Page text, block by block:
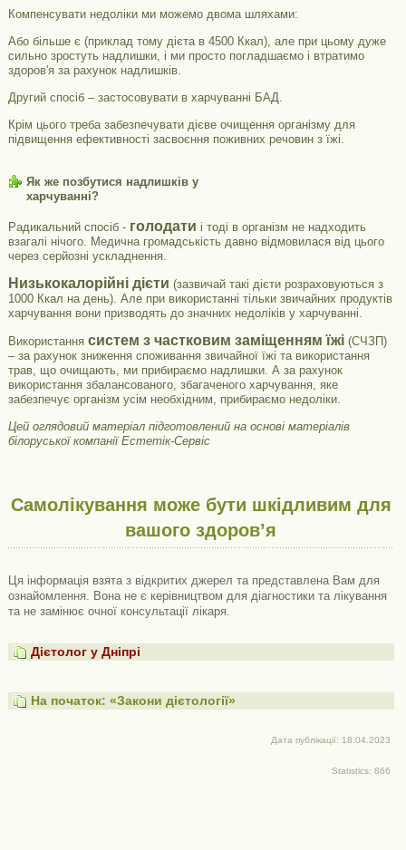
Компенсувати недоліки ми можемо двома шляхами:
Або більше є (приклад тому дієта в 4500 Ккал), але при цьому дуже
сильно зростуть надлишки, і ми просто погладшаємо і втратимо
здоров'я за рахунок надлишків.
Другий спосіб – застосовувати в харчуванні БАД.
Крім цього треба забезпечувати дієве очищення організму для
підвищення ефективності засвоєння поживних речовин з їжі.
Як же позбутися надлишків у
харчуванні?
Радикальний спосіб - голодати і тоді в організм не надходить
взагалі нічого. Медична громадськість давно відмовилася від цього
через серйозні ускладнення.
Низькокалорійні дієти (зазвичай такі дієти розраховуються з
1000 Ккал на день). Але при використанні тільки звичайних продуктів
харчування вони призводять до значних недоліків у харчуванні.
Використання систем з частковим заміщенням їжі(СЧЗП)
– за рахунок зниження споживання звичайної їжі та використання
трав, що очищають, ми прибираємо надлишки. А за рахунок
використання збалансованого, збагаченого харчування, яке
забезпечує організм усім необхідним, прибираємо недоліки.
Цей оглядовий матеріал підготовлений на основі матеріалів
білоруської компанії Естетік-Сервіс
Самолікування може бути шкідливим для
вашого здоров’я
Ця інформація взята з відкритих джерел та представлена ​​Вам для
ознайомлення. Вона не є керівництвом для діагностики та лікування
та не замінює очної консультації лікаря.
Дієтолог у Дніпрі
На початок: «Закони дієтології»
Дата публікації: 18.04.2023
Statistics: 866